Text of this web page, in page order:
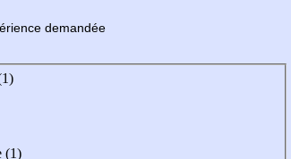
demandée
(1)